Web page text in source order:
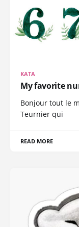
KATA
My favorite
Bonjour tout le
Teurnier qui
READ MORE